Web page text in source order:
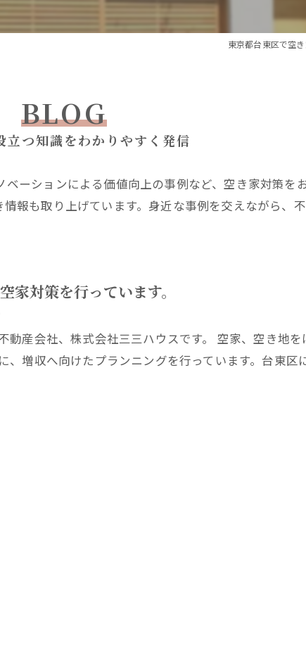
東京都台東区で空
BLOG
立つ知識をわかりやすく発信
ーションによる価値向上の事例など、空き家対策を
報も取り上げています。身近な事例を交えながら、
家対策を行っています。
動産会社、株式会社三三ハウスです。 空家、空き地
、増収へ向けたプランニングを行っています。台東